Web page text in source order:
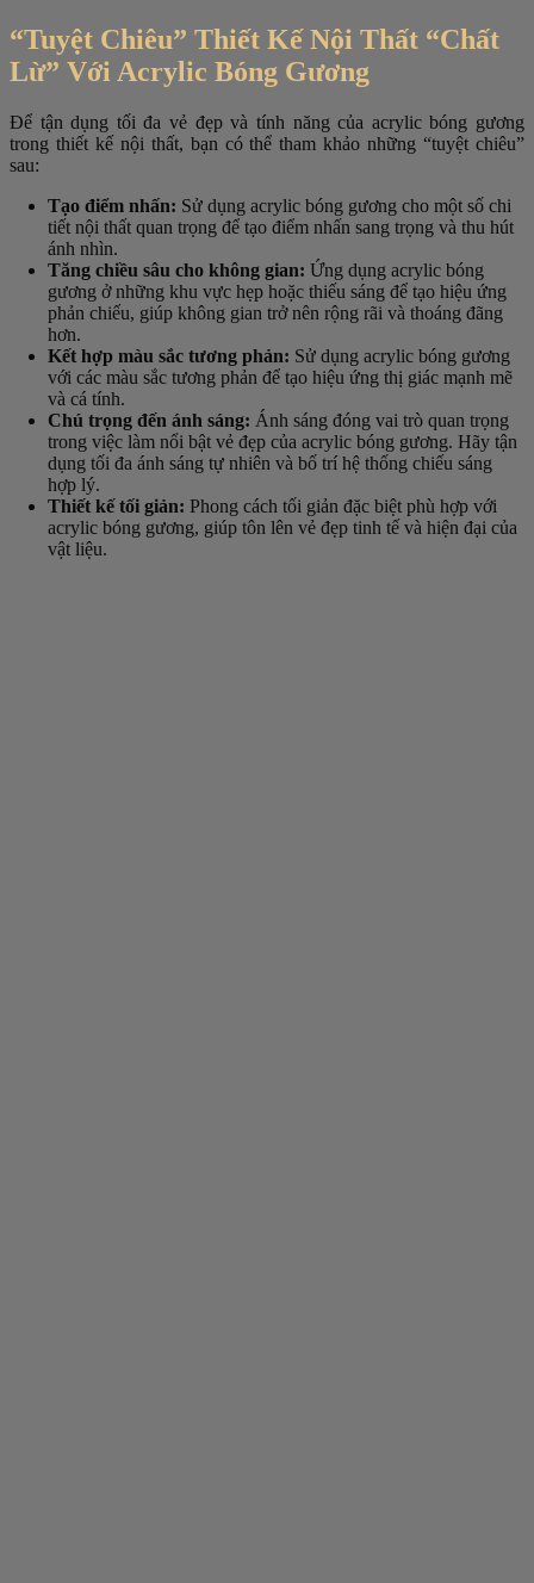
“Tuyệt Chiêu” Thiết Kế Nội Thất “Chất
Lừ” Với Acrylic Bóng Gương
Để tận dụng tối đa vẻ đẹp và tính năng của acrylic bóng gương
trong thiết kế nội thất, bạn có thể tham khảo những “tuyệt chiêu”
sau:
Tạo điểm nhấn: Sử dụng acrylic bóng gương cho một số chi
tiết nội thất quan trọng để tạo điểm nhấn sang trọng và thu hút
ánh nhìn.
Tăng chiều sâu cho không gian: Ứng dụng acrylic bóng
gương ở những khu vực hẹp hoặc thiếu sáng để tạo hiệu ứng
phản chiếu, giúp không gian trở nên rộng rãi và thoáng đãng
hơn.
Kết hợp màu sắc tương phản: Sử dụng acrylic bóng gương
với các màu sắc tương phản để tạo hiệu ứng thị giác mạnh mẽ
và cá tính.
Chú trọng đến ánh sáng: Ánh sáng đóng vai trò quan trọng
trong việc làm nổi bật vẻ đẹp của acrylic bóng gương. Hãy tận
dụng tối đa ánh sáng tự nhiên và bố trí hệ thống chiếu sáng
hợp lý.
Thiết kế tối giản: Phong cách tối giản đặc biệt phù hợp với
acrylic bóng gương, giúp tôn lên vẻ đẹp tinh tế và hiện đại của
vật liệu.